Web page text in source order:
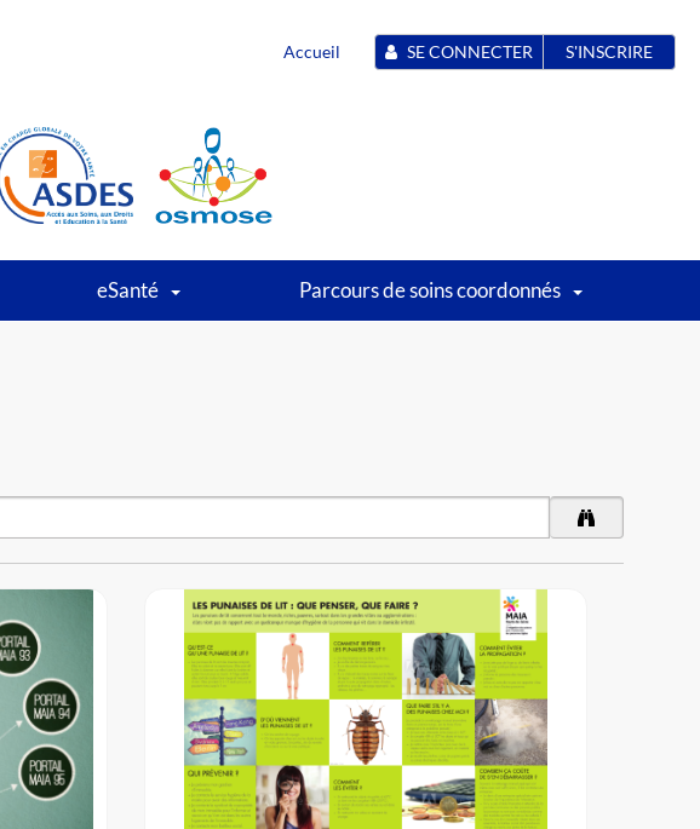
Accueil SE CONNECTER S'INSCRIRE
eSanté Parcours de soins coordonnés